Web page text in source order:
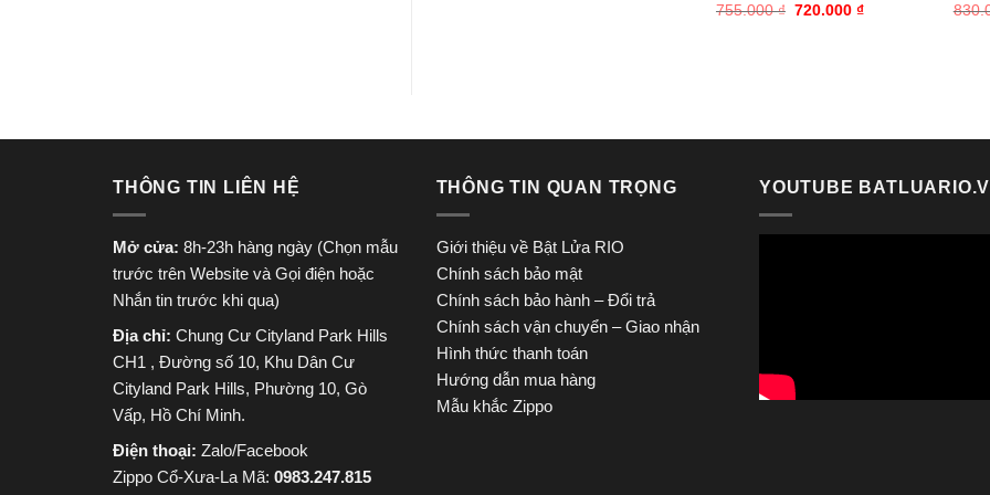
755.000₫ Giá
720.000₫Giá
THÔNG TIN LIÊN HỆ
Mở cửa: 8h-23h hàng ngày (Chọn mẫu
trước trên Website và Gọi điện hoặc
Nhắn tin trước khi qua)
Địa chỉ: Chung Cư Cityland Park Hills
CH1 , Đường số 10, Khu Dân Cư
Cityland Park Hills, Phường 10, Gò
Vấp, Hồ Chí Minh.
Điện thoại: Zalo/Facebook
Zippo Cổ-Xưa-La Mã: 0983.247.815
THÔNG TIN QUAN TRỌNG
Giới thiệu về Bật Lửa RIO
Chính sách bảo mật
Chính sách bảo hành – Đổi trả
Chính sách vận chuyển – Giao nhận
Hình thức thanh toán
Hướng dẫn mua hàng
Mẫu khắc Zippo
YOUTUBE